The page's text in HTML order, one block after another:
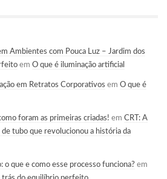
Ambientes com Pouca Luz – Jardim dos
em O que é iluminação artificial
em Retratos Corporativos em O que é
foram as primeiras criadas! em CRT: A
tubo que revolucionou a história da
o que e como esse processo funciona? em